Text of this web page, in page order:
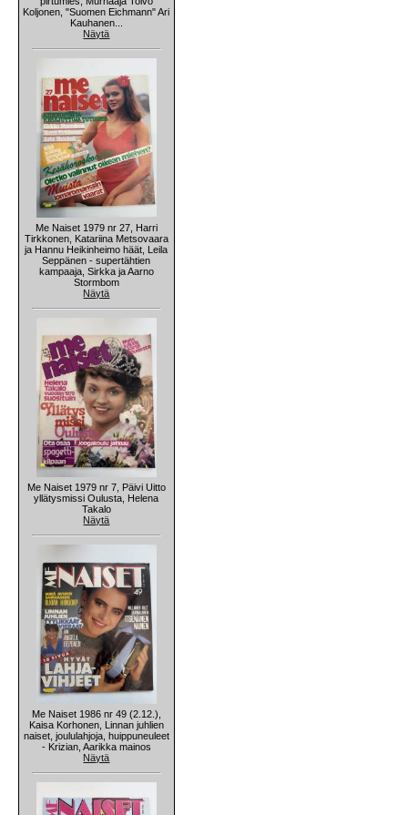
Koljonen, "Suomen Eichmann" Ari
Kauhanen...
Näytä
Me Naiset 1979 nr 27, Harri
Tirkkonen, Katariina Metsovaara
ja Hannu Heikinheimo häät, Leila
Seppänen - supertähtien
kampaaja, Sirkka ja Aarno
Stormbom
Näytä
Me Naiset 1979 nr 7, Päivi Uitto
yllätysmissi Oulusta, Helena
Takalo
Näytä
Me Naiset 1986 nr 49 (2.12.),
Kaisa Korhonen, Linnan juhlien
naiset, joululahjoja, huippuneuleet
- Krizian, Aarikka mainos
Näytä